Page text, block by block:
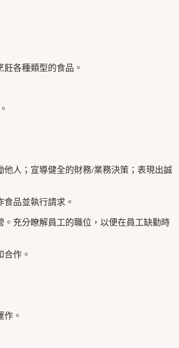
各種類型的食品。
人；宣導健全的財務/業務決策；表現出誠
品並執行請求。
充分瞭解員工的職位，以便在員工缺勤時
作。
。